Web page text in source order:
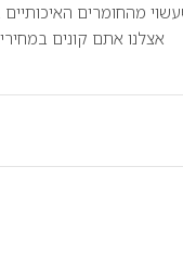
מהחומרים
אצלנו אתם קונים